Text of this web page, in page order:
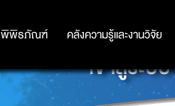
พิพิธภัณฑ์ คลังความรู้และงานวิจัย
พิพิธภัณฑ์ คลังความรู้และงานวิจัย
เข้าสู่ระบบ